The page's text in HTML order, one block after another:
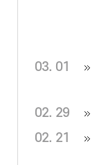
03. 01
02. 29
02. 21